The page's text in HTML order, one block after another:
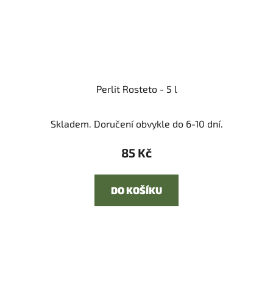
Perlit Rosteto - 5 l
Skladem. Doručení obvykle do 6-10 dní.
85 Kč
DO KOŠÍKU